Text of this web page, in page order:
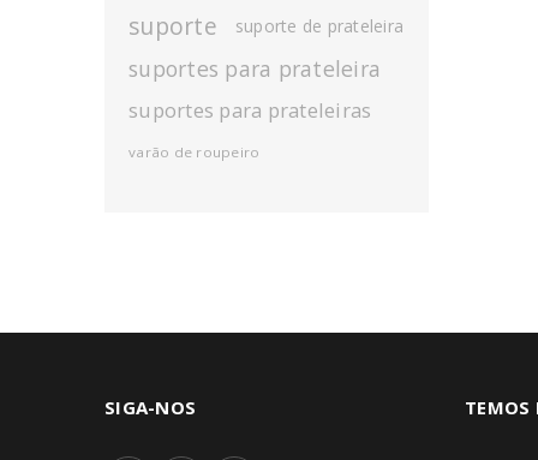
suporte suporte de prateleira
suportes para prateleira
suportes para prateleiras
varão de roupeiro
SIGA-NOS TEMOS